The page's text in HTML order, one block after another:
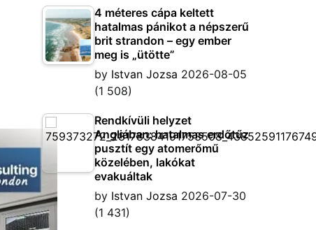
4 méteres cápa keltett
hatalmas pánikot a népszerű
brit strandon – egy ember
meg is „ütötte”
by Istvan Jozsa 2026-08-05
(1 508)
Rendkívüli helyzet
Angliában: hatalmas erdőtűz
pusztít egy atomerőmű
közelében, lakókat
evakuáltak
by Istvan Jozsa 2026-07-30
(1 431)